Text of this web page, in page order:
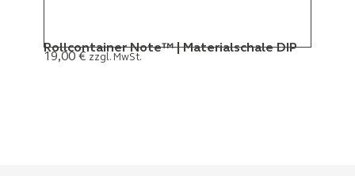
Rollcontainer Note™ | Materialschale DIP
19,00 € zzgl. MwSt.